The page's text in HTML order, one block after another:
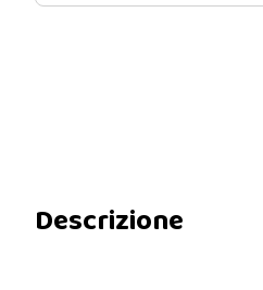
Descrizione